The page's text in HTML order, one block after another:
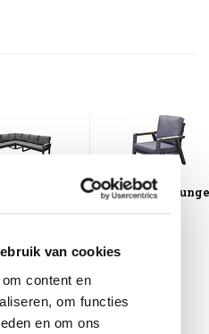
van cookies
content en
om functies
en om ons
Costa Rica lounge
€249,00